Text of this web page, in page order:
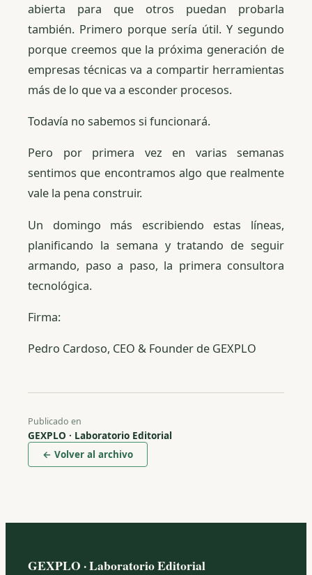
abierta para que otros puedan probarla
también. Primero porque sería útil. Y segundo
porque creemos que la próxima generación de
empresas técnicas va a compartir herramientas
más de lo que va a esconder procesos.
Todavía no sabemos si funcionará.
Pero por primera vez en varias semanas
sentimos que encontramos algo que realmente
vale la pena construir.
Un domingo más escribiendo estas líneas,
planificando la semana y tratando de seguir
armando, paso a paso, la primera consultora
tecnológica.
Firma:
Pedro Cardoso, CEO & Founder de GEXPLO
Publicado en
GEXPLO · Laboratorio Editorial
← Volver al archivo
GEXPLO · Laboratorio Editorial